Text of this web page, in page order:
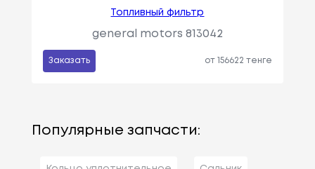
Топливный фильтр
general motors 813042
Заказать от 156622 тенге
Популярные запчасти: